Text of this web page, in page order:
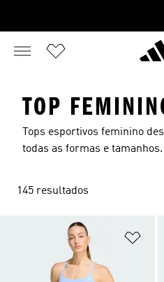
TOP
Tops esportivos feminino
todas as formas e tamanhos.
145 resultados